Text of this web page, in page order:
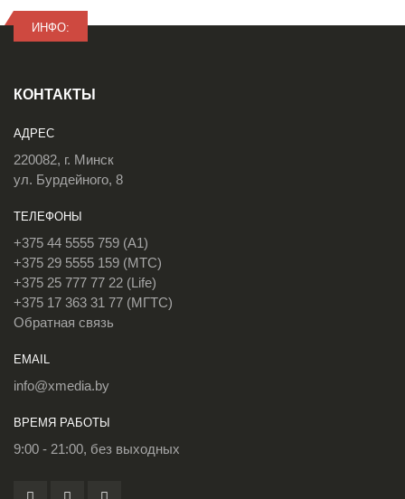
ИНФО:
КОНТАКТЫ
АДРЕС
220082, г. Минск
ул. Бурдейного, 8
ТЕЛЕФОНЫ
+375 44 5555 759 (A1)
+375 29 5555 159 (МТС)
+375 25 777 77 22 (Life)
+375 17 363 31 77 (МГТС)
Обратная связь
EMAIL
info@xmedia.by
ВРЕМЯ РАБОТЫ
9:00 - 21:00, без выходных